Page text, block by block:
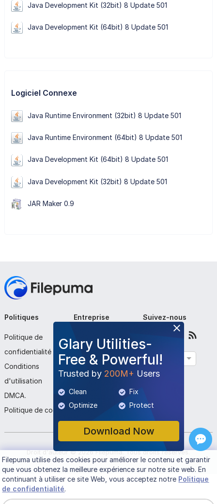
Java Development Kit (32bit) 8 Update 501
Java Development Kit (64bit) 8 Update 501
Logiciel Connexe
Java Runtime Environment (32bit) 8 Update 501
Java Runtime Environment (64bit) 8 Update 501
Java Development Kit (64bit) 8 Update 501
Java Development Kit (32bit) 8 Update 501
JAR Maker 0.9
Glary Utilities-
Free & Powerful!
Trusted by 200M+ Users
Clean
Fix
Optimize
Protect
Download Now
Politiques
Politique de
confidentialité
Conditions
d'utilisation
DMCA.
Politique de cookies
Entreprise
À propos de nous
Contactez-nous
Soumettre le
programme
Suivez-nous
Français
Droit d'auteur ©2026 Filepuma. Tous droits réservés.
Filepumautilise des cookies pour améliorer le contenu et garantir
que vous obtenez la meilleure expérience sur notre site web. En
continuant à utiliser ce site Web, vous acceptez notre Politique
de confidentialité.